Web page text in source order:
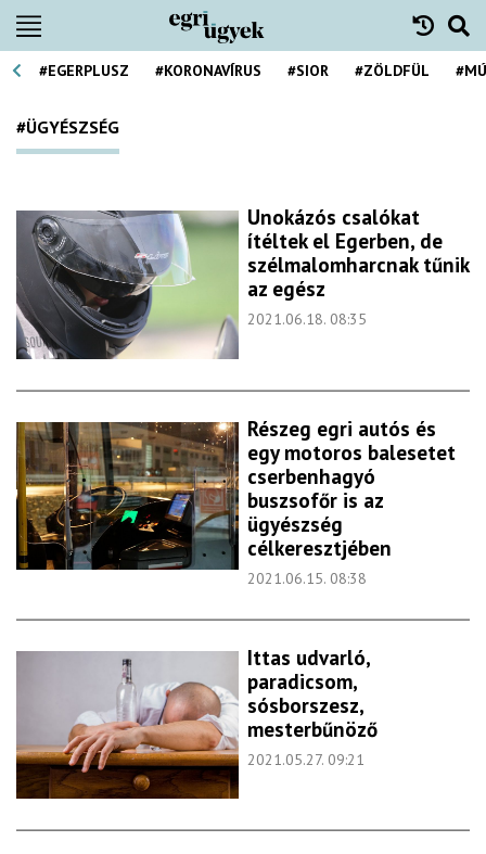
#EGERPLUSZ #KORONAVÍRUS #SIOR #ZÖLDFÜL
#ÜGYÉSZSÉG
Unokázós csalókat
ítéltek el Egerben, de
szélmalomharcnak tűnik
az egész
2021.06.18. 08:35
Részeg egri autós és
egy motoros balesetet
cserbenhagyó
buszsofőr is az
ügyészség
célkeresztjében
2021.06.15. 08:38
Ittas udvarló,
paradicsom,
sósborszesz,
mesterbűnöző
2021.05.27. 09:21